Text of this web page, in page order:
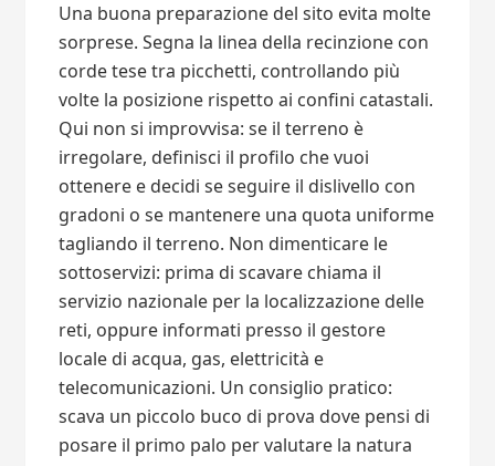
Una buona preparazione del sito evita molte
sorprese. Segna la linea della recinzione con
corde tese tra picchetti, controllando più
volte la posizione rispetto ai confini catastali.
Qui non si improvvisa: se il terreno è
irregolare, definisci il profilo che vuoi
ottenere e decidi se seguire il dislivello con
gradoni o se mantenere una quota uniforme
tagliando il terreno. Non dimenticare le
sottoservizi: prima di scavare chiama il
servizio nazionale per la localizzazione delle
reti, oppure informati presso il gestore
locale di acqua, gas, elettricità e
telecomunicazioni. Un consiglio pratico:
scava un piccolo buco di prova dove pensi di
posare il primo palo per valutare la natura